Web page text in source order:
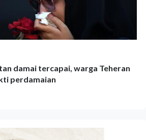
damai tercapai, warga Teheran
perdamaian